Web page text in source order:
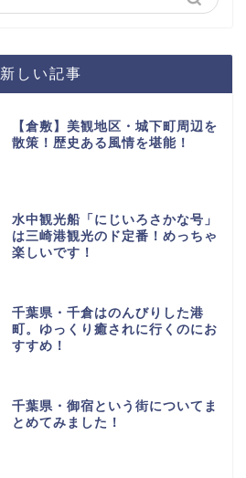
新しい記事
【倉敷】美観地区・城下町周辺を
散策！歴史ある風情を堪能！
水中観光船「にじいろさかな号」
は三崎港観光のド定番！めっちゃ
楽しいです！
千葉県・千倉はのんびりした港
町。ゆっくり癒されに行くのにお
すすめ！
千葉県・御宿という街についてま
とめてみました！